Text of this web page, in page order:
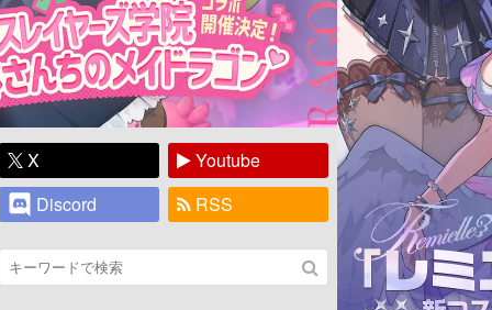
X
Youtube
Discord
RSS